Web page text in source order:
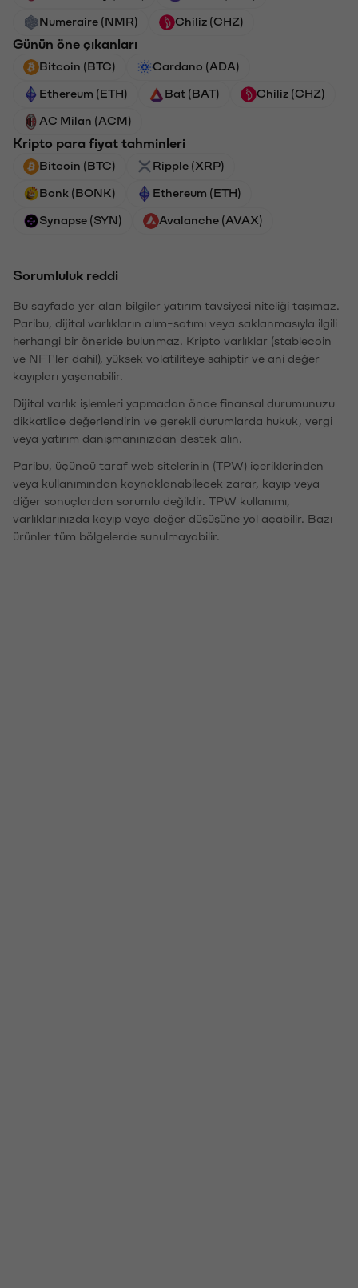
Numeraire (NMR) Chiliz (CHZ)
Günün öne çıkanları
Bitcoin (BTC) Cardano (ADA)
Ethereum (ETH) Bat (BAT) Chiliz (CHZ)
AC Milan (ACM)
Kripto para fiyat tahminleri
Bitcoin (BTC) Ripple (XRP)
Bonk (BONK) Ethereum (ETH)
Synapse (SYN) Avalanche (AVAX)
Sorumluluk reddi
Bu sayfada yer alan bilgiler yatırım tavsiyesi niteliği taşımaz.
Paribu, dijital varlıkların alım-satımı veya saklanmasıyla ilgili
herhangi bir öneride bulunmaz. Kripto varlıklar (stablecoin
ve NFT'ler dahil), yüksek volatiliteye sahiptir ve ani değer
kayıpları yaşanabilir.
Dijital varlık işlemleri yapmadan önce finansal durumunuzu
dikkatlice değerlendirin ve gerekli durumlarda hukuk, vergi
veya yatırım danışmanınızdan destek alın.
Paribu, üçüncü taraf web sitelerinin (TPW) içeriklerinden
veya kullanımından kaynaklanabilecek zarar, kayıp veya
diğer sonuçlardan sorumlu değildir. TPW kullanımı,
varlıklarınızda kayıp veya değer düşüşüne yol açabilir. Bazı
ürünler tüm bölgelerde sunulmayabilir.